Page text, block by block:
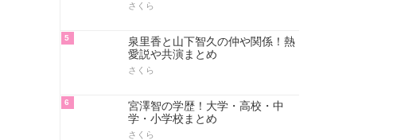
さくら
5
泉里香と山下智久の仲や関係！熱
愛説や共演まとめ
さくら
6
宮澤智の学歴！大学・高校・中
学・小学校まとめ
さくら